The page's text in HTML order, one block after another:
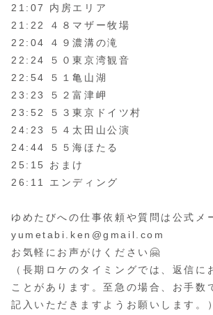
21:07 内房エリア
21:22 ４８マザー牧場
22:04 ４９濃溝の滝
22:24 ５０東京湾観音
22:54 ５１亀山湖
23:23 ５２富津岬
23:52 ５３東京ドイツ村
24:23 ５４太田山公演
24:44 ５５海ほたる
25:15 おまけ
26:11 エンディング
ゆめたびへの仕事依頼や質問は公式メ
yumetabi.ken@gmail.com
お気軽にお声がけください🤗
（長期ロケのタイミングでは、返信に
ことがあります。至急の場合、お手数
記入いただきますようお願いします。）